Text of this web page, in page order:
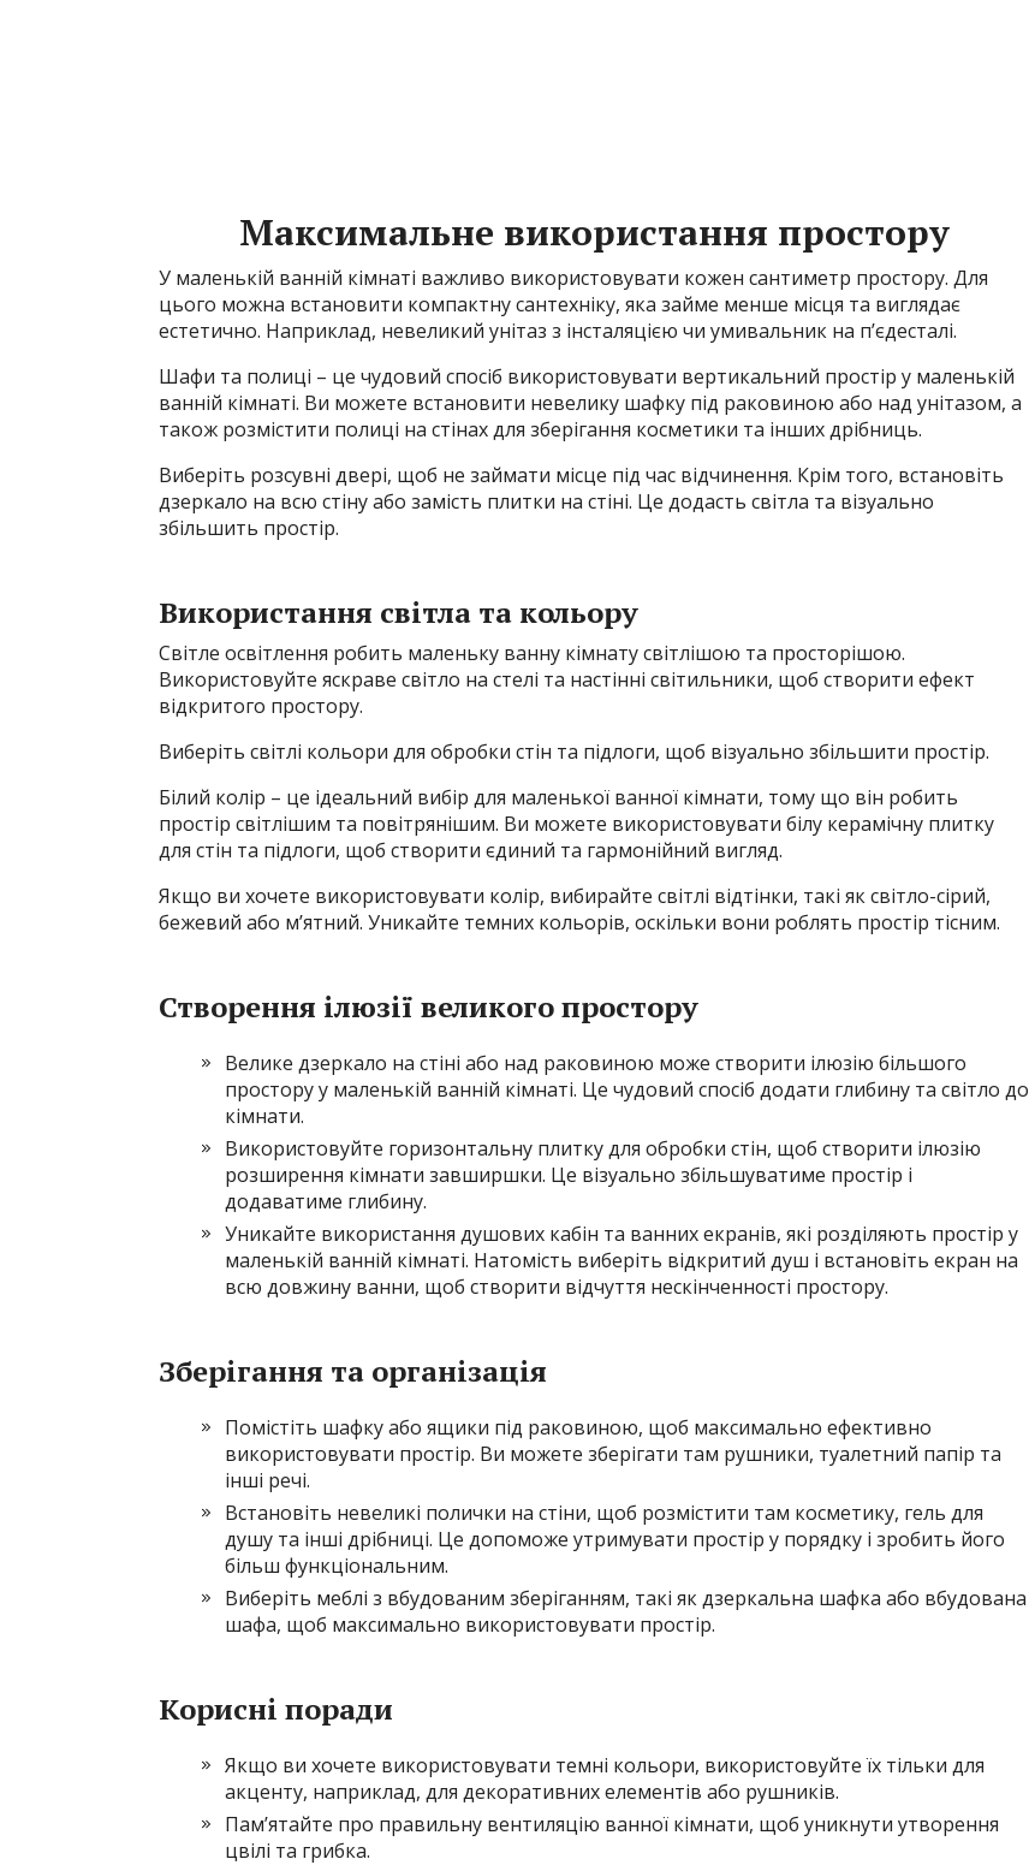
Максимальне використання простору
У маленькій ванній кімнаті важливо використовувати кожен сантиметр простору. Для
цього можна встановити компактну сантехніку, яка займе менше місця та виглядає
естетично. Наприклад, невеликий унітаз з інсталяцією чи умивальник на п’єдесталі.
Шафи та полиці – це чудовий спосіб використовувати вертикальний простір у маленькій
ванній кімнаті. Ви можете встановити невелику шафку під раковиною або над унітазом, а
також розмістити полиці на стінах для зберігання косметики та інших дрібниць.
Виберіть розсувні двері, щоб не займати місце під час відчинення. Крім того, встановіть
дзеркало на всю стіну або замість плитки на стіні. Це додасть світла та візуально
збільшить простір.
Використання світла та кольору
Світле освітлення робить маленьку ванну кімнату світлішою та просторішою.
Використовуйте яскраве світло на стелі та настінні світильники, щоб створити ефект
відкритого простору.
Виберіть світлі кольори для обробки стін та підлоги, щоб візуально збільшити простір.
Білий колір – це ідеальний вибір для маленької ванної кімнати, тому що він робить
простір світлішим та повітрянішим. Ви можете використовувати білу керамічну плитку
для стін та підлоги, щоб створити єдиний та гармонійний вигляд.
Якщо ви хочете використовувати колір, вибирайте світлі відтінки, такі як світло-сірий,
бежевий або м’ятний. Уникайте темних кольорів, оскільки вони роблять простір тісним.
Створення ілюзії великого простору
Велике дзеркало на стіні або над раковиною може створити ілюзію більшого
простору у маленькій ванній кімнаті. Це чудовий спосіб додати глибину та світло до
кімнати.
Використовуйте горизонтальну плитку для обробки стін, щоб створити ілюзію
розширення кімнати завширшки. Це візуально збільшуватиме простір і
додаватиме глибину.
Уникайте використання душових кабін та ванних екранів, які розділяють простір у
маленькій ванній кімнаті. Натомість виберіть відкритий душ і встановіть екран на
всю довжину ванни, щоб створити відчуття нескінченності простору.
Зберігання та організація
Помістіть шафку або ящики під раковиною, щоб максимально ефективно
використовувати простір. Ви можете зберігати там рушники, туалетний папір та
інші речі.
Встановіть невеликі полички на стіни, щоб розмістити там косметику, гель для
душу та інші дрібниці. Це допоможе утримувати простір у порядку і зробить його
більш функціональним.
Виберіть меблі з вбудованим зберіганням, такі як дзеркальна шафка або вбудована
шафа, щоб максимально використовувати простір.
Корисні поради
Якщо ви хочете використовувати темні кольори, використовуйте їх тільки для
акценту, наприклад, для декоративних елементів або рушників.
Пам’ятайте про правильну вентиляцію ванної кімнати, щоб уникнути утворення
цвілі та грибка.